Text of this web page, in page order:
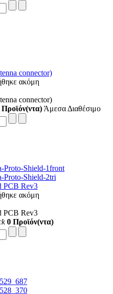
connector)
ακόμη
connector)
Προϊόν(ντα) Άμεσα Διαθέσιμο
PCB Rev3
ακόμη
PCB Rev3
0 Προϊόν(ντα)